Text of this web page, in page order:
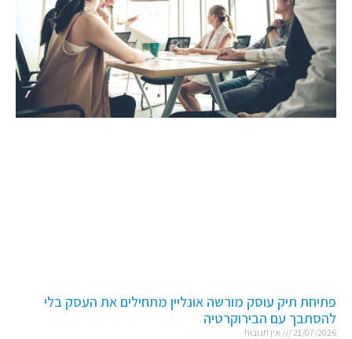
פתיחת תיק עוסק מורשה אונליין מתחילים את העסק בלי
להסתבך עם הבירוקרטיה
21/07/2026 אין תגובות